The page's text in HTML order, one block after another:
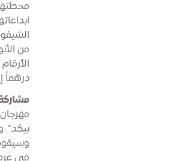
من
درهماً
مشاركة
في